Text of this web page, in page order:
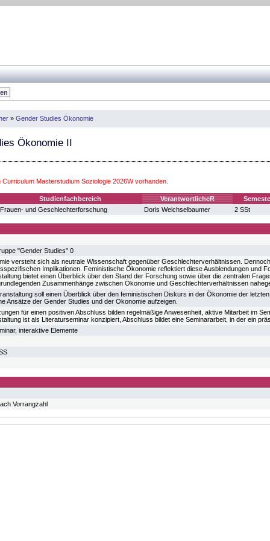
» Gender Studies Ökonomie
Ökonomie II
Masterstudium Soziologie 2026W vorhanden.
Studienfachbereich VerantwortlicheR
Frauen- und Geschlechterforschung Doris Weichselbaumer 2 SSt
"Gender Studies" 0
versteht sich als neutrale Wissenschaft gegenüber Geschlechterverhältnissen.
Implikationen. Feministische Ökonomie reflektiert diese Ausblendungen und
bietet einen Überblick über den Stand der Forschung sowie über die zentralen
Zusammenhänge zwischen Ökonomie und Geschlechterverhältnissen
soll einen Überblick über den feministischen Diskurs in der Ökonomie der
Ansätze der Gender Studies und der Ökonomie aufzeigen.
für einen positiven Abschluss bilden regelmäßige Anwesenheit, aktive Mitarbeit im
ist als Literaturseminar konzipiert, Abschluss bildet eine Seminararbeit, in der ein
interaktive Elemente
Vorrangzahl